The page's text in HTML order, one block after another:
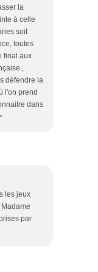
la
à celle
soit
toutes
final aux
,
défendre la
l'on prend
dans
les jeux
par